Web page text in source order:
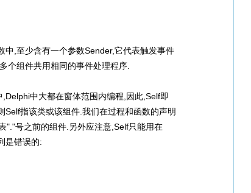
中,至少含有一个参数Sender,它代表触发事件
个组件共用相同的事件处理程序.
中大都在窗体范围内编程,因此,Self即
指该类或该组件.我们在过程和函数的声明
"."号之前的组件.另外应注意,Self只能用在
是错误的: